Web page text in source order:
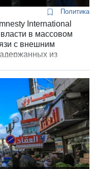
Политика
International
в массовом
с внешним
из